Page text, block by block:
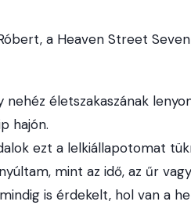
a Heaven Street
életszakaszának
hajón.
ezt a lelkiállapotomat
mint az idő, az űr
is érdekelt, hol van a